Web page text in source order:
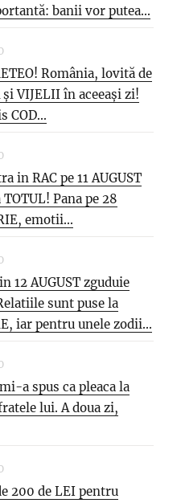
banii vor putea...
România, lovită de
și VIJELII în aceeași zi!
COD...
in RAC pe 11 AUGUST
Pana pe 28
emotii...
12 AUGUST zguduie
sunt puse la
iar pentru unele zodii...
a spus ca pleaca la
lui. A doua zi,
200 de LEI pentru